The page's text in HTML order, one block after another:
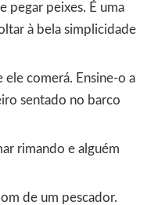
pegar peixes. É uma
à bela simplicidade
ele comerá. Ensine-o a
sentado no barco
rimando e alguém
de um pescador.